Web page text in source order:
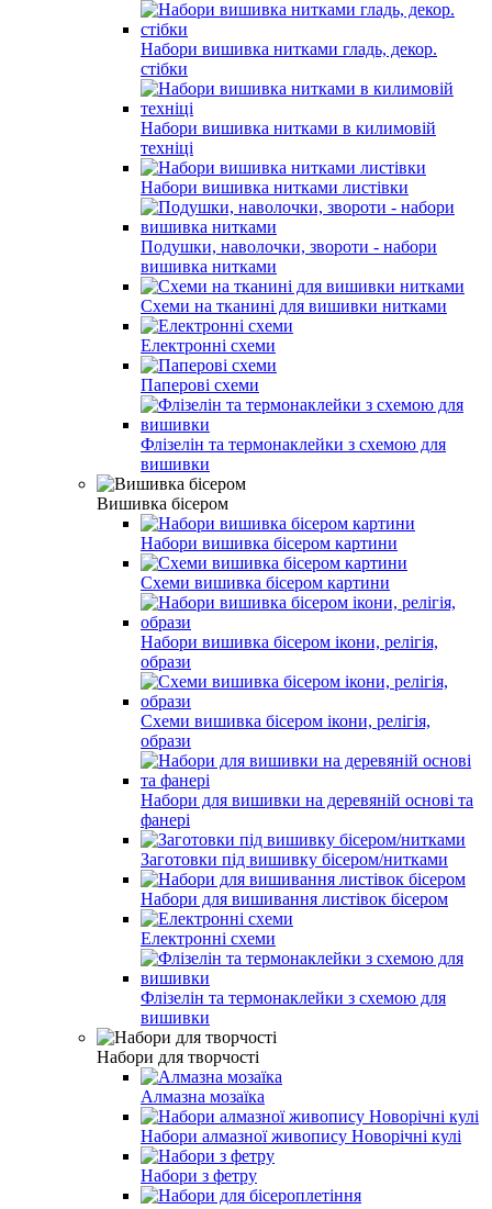
Набори вишивка нитками гладь, декор.
стібки
Набори вишивка нитками в килимовій
техніці
Набори вишивка нитками листівки
Подушки, наволочки, звороти - набори
вишивка нитками
Схеми на тканині для вишивки нитками
Електронні схеми
Паперові схеми
Флізелін та термонаклейки з схемою для
вишивки
Вишивка бісером
Набори вишивка бісером картини
Схеми вишивка бісером картини
Набори вишивка бісером ікони, релігія,
образи
Схеми вишивка бісером ікони, релігія,
образи
Набори для вишивки на деревяній основі та
фанері
Заготовки під вишивку бісером/нитками
Набори для вишивання листівок бісером
Електронні схеми
Флізелін та термонаклейки з схемою для
вишивки
Набори для творчості
Алмазна мозаїка
Набори алмазної живопису Новорічні кулі
Набори з фетру